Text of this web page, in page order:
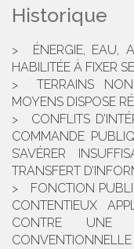
Historique
ÉNERGIE, EAU,
HABILITÉE À FIXER
TERRAINS
MOYENS DISPOSE
CONFLITS
COMMANDE
S’AVÉRER
TRANSFERT
FONCTION
CONTENTIEUX
CONTRE UNE
CONVENTIONNELLE